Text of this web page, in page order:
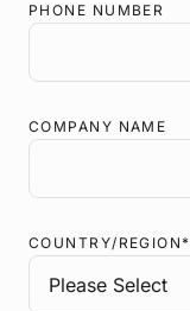
PHONE NUMBER
COMPANY NAME
COUNTRY/REGION*